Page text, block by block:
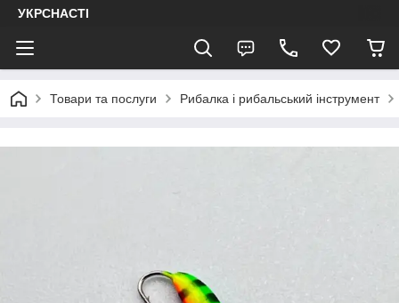
УКРСНАСТІ
Товари та послуги Рибалка і рибальський інструмент